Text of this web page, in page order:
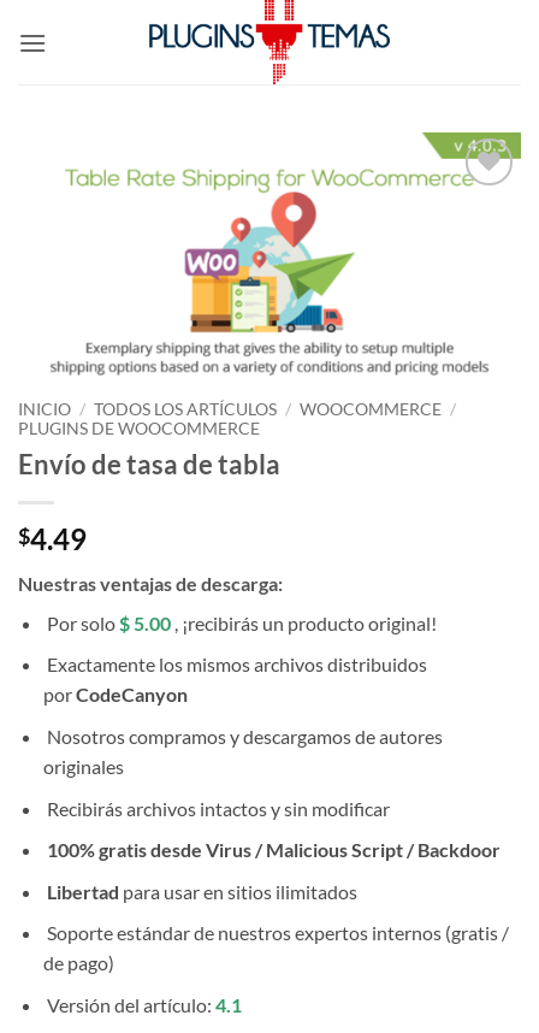
INICIO / TODOS LOS ARTÍCULOS / WOOCOMMERCE /
PLUGINS DE WOOCOMMERCE
Envío de tasa de tabla
$4.49
Nuestras ventajas de descarga:
Por solo$ 5.00 , ¡recibirás un producto original!
Exactamente los mismos archivos distribuidos
porCodeCanyon
Nosotros compramos y descargamos de autores
originales
Recibirás archivos intactos y sin modificar
100% gratis desde Virus / Malicious Script / Backdoor
Libertad para usar en sitios ilimitados
Soporte estándar de nuestros expertos internos (gratis /
de pago)
Versión del artículo: 4.1